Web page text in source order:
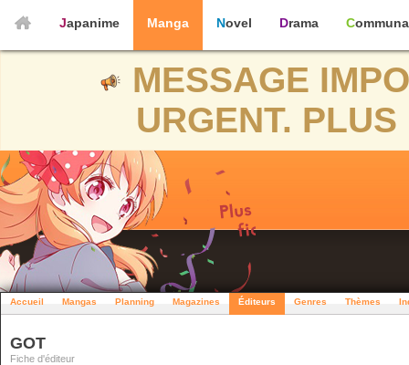
Japanime Manga Novel Drama
MESSAGE
URGENT.
Accueil Mangas Planning Magazines Éditeurs Genres Thèmes
GOT
Fiche d'éditeur